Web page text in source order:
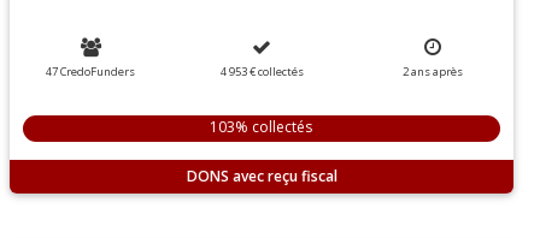
47 CredoFunders 4 953 €collectés 2ansaprès
103% collectés
DONS